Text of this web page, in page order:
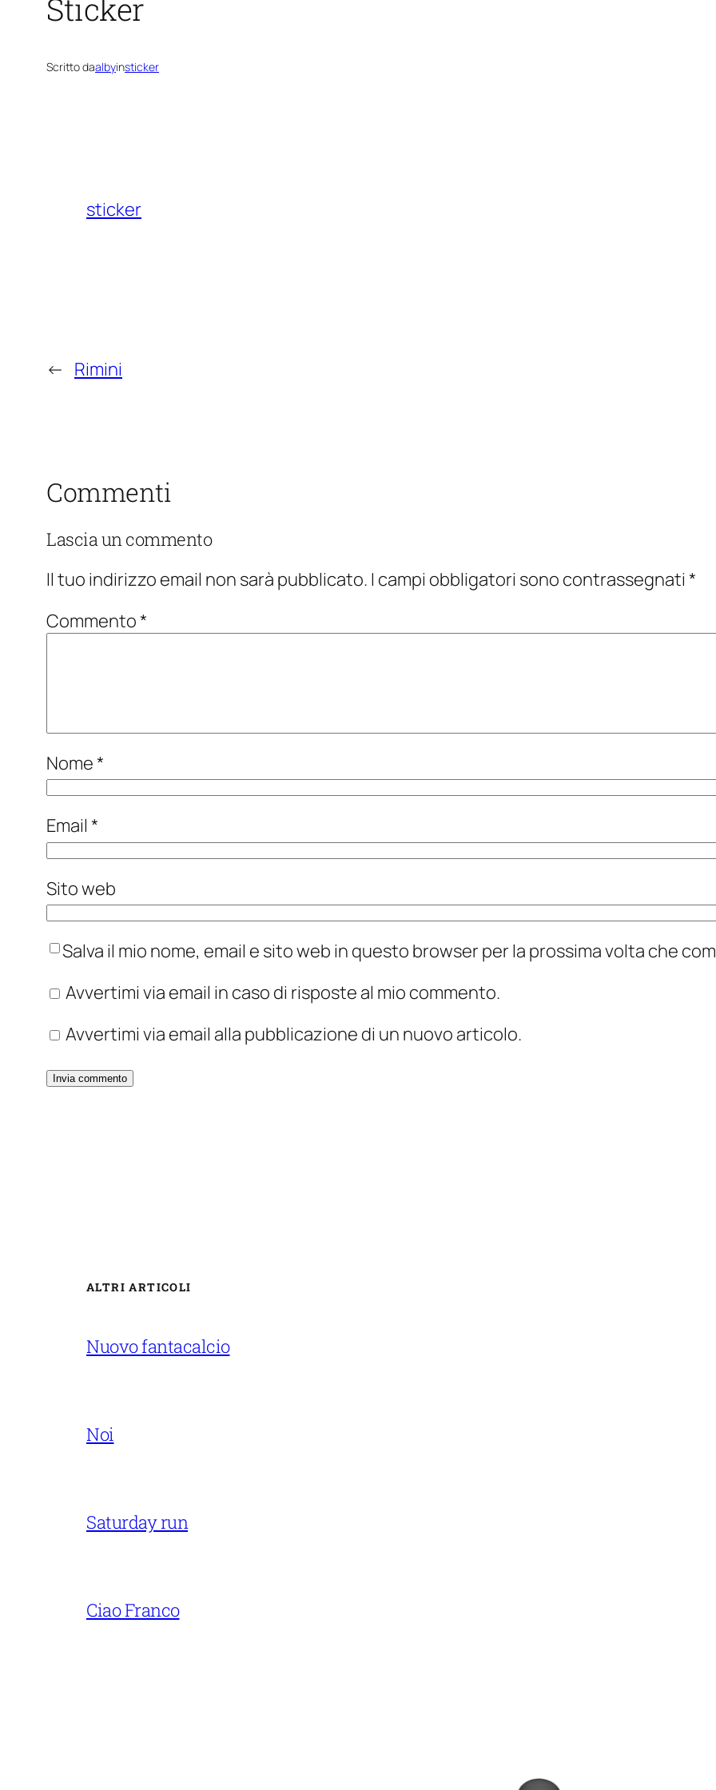
Sticker
Scritto daalbyinsticker
sticker
← Rimini
Commenti
Lascia un commento
Il tuo indirizzo email non sarà pubblicato. I campi obbligatori sono contrassegnati *
Commento*
Nome*
Email *
Sito web
Salva il mio nome, email e sito web in questo browser per la prossima volta che
Avvertimi via email in caso di risposte al mio commento.
Avvertimi via email alla pubblicazione di un nuovo articolo.
ALTRI ARTICOLI
Nuovo fantacalcio
Noi
Saturday run
Ciao Franco